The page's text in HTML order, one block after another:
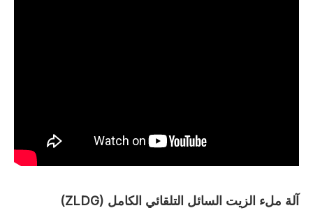
آلة ملء الزيت السائل التلقائي الكامل (ZLDG)